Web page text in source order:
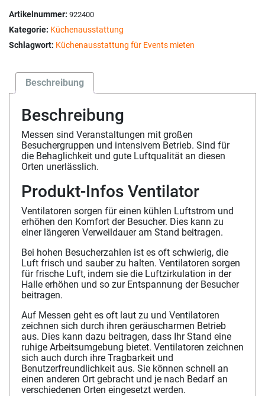
Artikelnummer: 922400
Kategorie: Küchenausstattung
Schlagwort: Küchenausstattung für Events mieten
Beschreibung
Beschreibung
Messen sind Veranstaltungen mit großen
Besuchergruppen und intensivem Betrieb. Sind für
die Behaglichkeit und gute Luftqualität an diesen
Orten unerlässlich.
Produkt-Infos Ventilator
Ventilatoren sorgen für einen kühlen Luftstrom und
erhöhen den Komfort der Besucher. Dies kann zu
einer längeren Verweildauer am Stand beitragen.
Bei hohen Besucherzahlen ist es oft schwierig, die
Luft frisch und sauber zu halten. Ventilatoren sorgen
für frische Luft, indem sie die Luftzirkulation in der
Halle erhöhen und so zur Entspannung der Besucher
beitragen.
Auf Messen geht es oft laut zu und Ventilatoren
zeichnen sich durch ihren geräuscharmen Betrieb
aus. Dies kann dazu beitragen, dass Ihr Stand eine
ruhige Arbeitsumgebung bietet. Ventilatoren zeichnen
sich auch durch ihre Tragbarkeit und
Benutzerfreundlichkeit aus. Sie können schnell an
einen anderen Ort gebracht und je nach Bedarf an
verschiedenen Orten eingesetzt werden.